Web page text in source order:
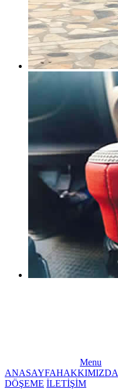
Menu
ANASAYFAHAKKIMIZDA
DÖŞEME İLETİŞİM